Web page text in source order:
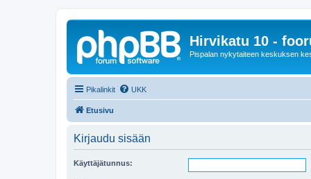
Hirvikatu 10 -
Pispalan nykytaiteen keskuksen
Pikalinkit UKK
Etusivu
Kirjaudu sisään
Käyttäjätunnus: